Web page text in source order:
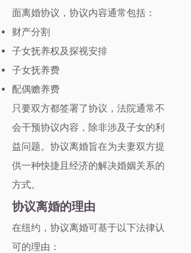
面离婚协议，协议内容通常包括：
财产分割
子女抚养权及探视安排
子女抚养费
配偶赡养费
只要双方都签署了协议，法院通常不
会干预协议内容，除非涉及子女的利
益问题。协议离婚旨在为夫妻双方提
供一种快捷且经济的解决婚姻关系的
方式。
协议离婚的理由
在纽约，协议离婚可基于以下法律认
可的理由：